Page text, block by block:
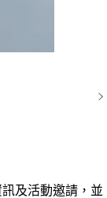
及活動邀請，並